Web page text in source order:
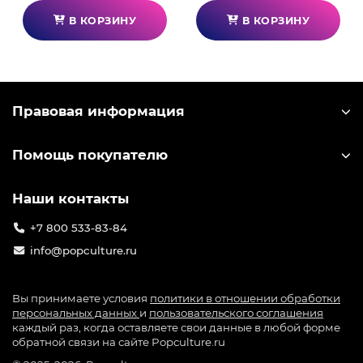
В КОРЗИНУ В КОРЗИНУ
Правовая информация
Помощь покупателю
Наши контакты
+7 800 533-83-84
info@popculture.ru
Вы принимаете условия политики в отношении обработки
персональных данных и пользовательского соглашения
каждый раз, когда оставляете свои данные в любой форме
обратной связи на сайте Popculture.ru